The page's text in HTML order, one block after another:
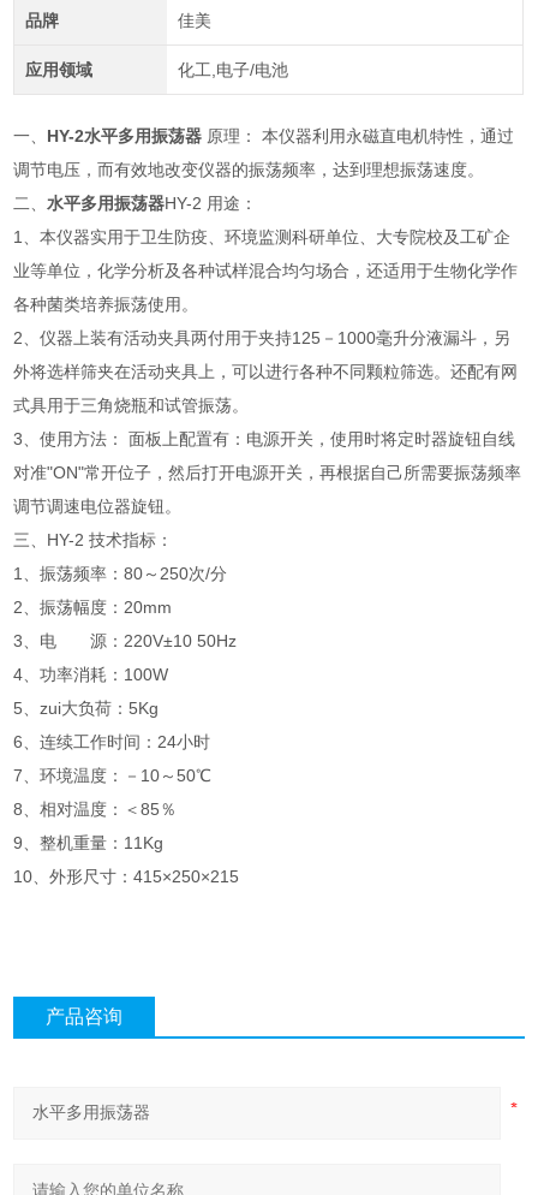
品牌 佳美
应用领域 化工,电子/电池
一、 HY-2水平多用振荡器 原理： 本仪器利用永磁直电机特性，通过
调节电压，而有效地改变仪器的振荡频率，达到理想振荡速度。
二、水平多用振荡器HY-2 用途：
1、本仪器实用于卫生防疫、环境监测科研单位、大专院校及工矿企
业等单位，化学分析及各种试样混合均匀场合，还适用于生物化学作
各种菌类培养振荡使用。
2、仪器上装有活动夹具两付用于夹持125－1000毫升分液漏斗，另
外将选样筛夹在活动夹具上，可以进行各种不同颗粒筛选。还配有网
式具用于三角烧瓶和试管振荡。
3、使用方法： 面板上配置有：电源开关，使用时将定时器旋钮自线
对准"ON"常开位子，然后打开电源开关，再根据自己所需要振荡频率
调节调速电位器旋钮。
三、HY-2 技术指标：
1、振荡频率：80～250次/分
2、振荡幅度：20mm
3、电 源：220V±10 50Hz
4、功率消耗：100W
5、zui大负荷：5Kg
6、连续工作时间：24小时
7、环境温度：－10～50℃
8、相对温度：＜85％
9、整机重量：11Kg
10、外形尺寸：415×250×215
产品咨询